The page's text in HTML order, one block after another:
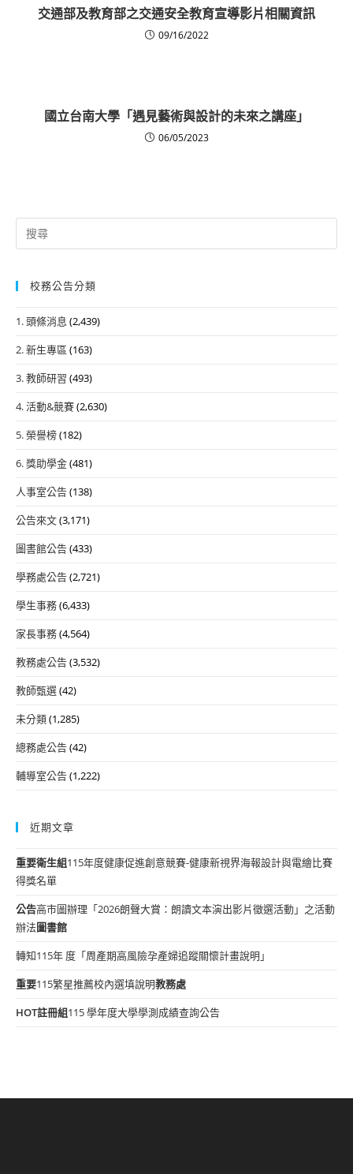
交通部及教育部之交通安全教育宣導影片相關資訊
09/16/2022
國立台南大學「遇見藝術與設計的未來之講座」
06/05/2023
Search
for:
校務公告分類
1. 頭條消息 (2,439)
2. 新生專區 (163)
3. 教師研習 (493)
4. 活動&競賽(2,630)
5. 榮譽榜(182)
6. 獎助學金(481)
人事室公告(138)
公告來文(3,171)
圖書館公告(433)
學務處公告(2,721)
學生事務(6,433)
家長事務(4,564)
教務處公告(3,532)
教師甄選(42)
未分類(1,285)
總務處公告(42)
輔導室公告(1,222)
近期文章
重要衛生組115年度健康促進創意競賽-健康新視界海報設計與電繪比賽
得獎名單
公告高市圖辦理「2026朗聲大賞：朗讀文本演出影片徵選活動」之活動
辦法圖書館
轉知115年 度「周產期高風險孕產婦追蹤關懷計畫說明」
重要115繁星推薦校內選填說明教務處
HOT註冊組115 學年度大學學測成績查詢公告